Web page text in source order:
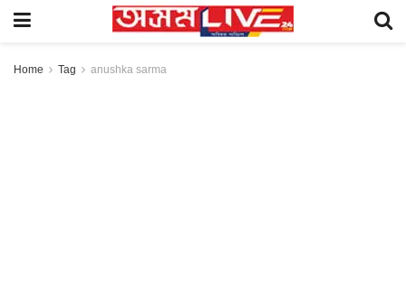
Home Tag anushka sarma